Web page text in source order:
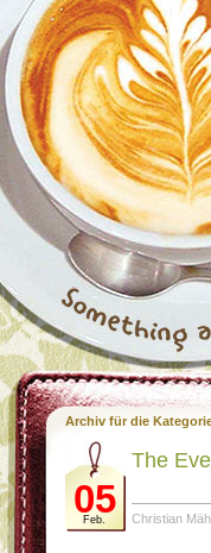
Archiv für die
05
Feb.
The
Christian